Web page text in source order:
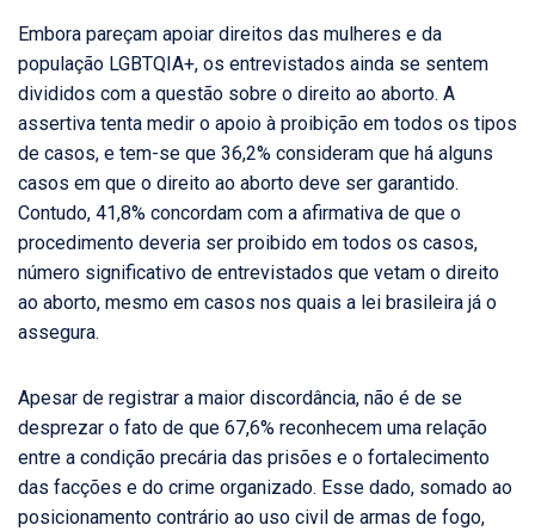
Embora pareçam apoiar direitos das mulheres e da
população LGBTQIA+, os entrevistados ainda se sentem
divididos com a questão sobre o direito ao aborto. A
assertiva tenta medir o apoio à proibição em todos os tipos
de casos, e tem-se que 36,2% consideram que há alguns
casos em que o direito ao aborto deve ser garantido.
Contudo, 41,8% concordam com a afirmativa de que o
procedimento deveria ser proibido em todos os casos,
número significativo de entrevistados que vetam o direito
ao aborto, mesmo em casos nos quais a lei brasileira já o
assegura.
Apesar de registrar a maior discordância, não é de se
desprezar o fato de que 67,6% reconhecem uma relação
entre a condição precária das prisões e o fortalecimento
das facções e do crime organizado. Esse dado, somado ao
posicionamento contrário ao uso civil de armas de fogo,